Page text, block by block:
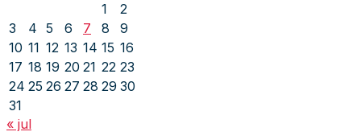
1
2
3
4 5 6 7 8
9
10 11 12 13 14 15 16
17 18 19 20 21 22 23
24 25 26 27 28 29 30
31
« jul